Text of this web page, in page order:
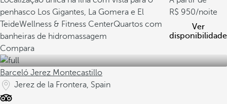
penhasco Los Gigantes, La Gomera e El
TeideWellness & Fitness CenterQuartos com
banheiras de hidromassagem
950/noite
Ver
disponibilidade
Compara
Barceló Jerez Montecastillo
Jerez de la Frontera, Spain